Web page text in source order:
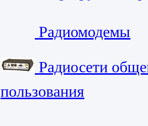
Радиомодемы
Радиосети
пользования